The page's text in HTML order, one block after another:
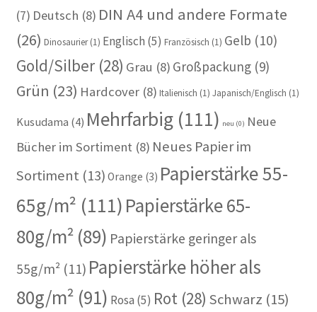
(7) Deutsch (8) DIN A4 und andere Formate
(26) Dinosaurier(1) Englisch (5) Französisch (1) Gelb (10)
Gold/Silber(28) Grau (8) Großpackung(9)
Grün (23) Hardcover(8) Italienisch (1) Japanisch/Englisch (1)
Kusudama (4) Mehrfarbig(111) neu (0) Neue
Bücher im Sortiment (8) Neues Papier im
Sortiment(13) Orange (3) Papierstärke 55-
65g/m² (111) Papierstärke 65-
80g/m²(89) Papierstärke geringer als
55g/m²(11) Papierstärke höher als
80g/m² (91) Rosa (5) Rot(28) Schwarz (15)